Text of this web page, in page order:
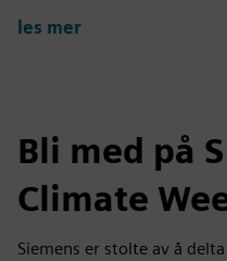
les mer
Bli med på
Climate
Siemens er stolte av å